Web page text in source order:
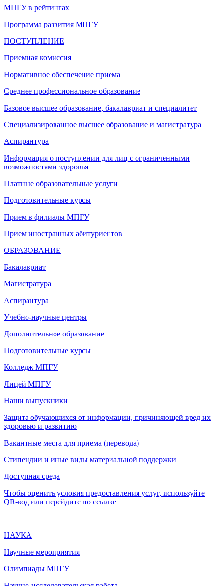
МПГУ в рейтингах
Программа развития МПГУ
ПОСТУПЛЕНИЕ
Приемная комиссия
Нормативное обеспечение приема
Среднее профессиональное образование
Базовое высшее образование, бакалавриат и специалитет
Специализированное высшее образование и магистратура
Аспирантура
Информация о поступлении для лиц с ограниченными
возможностями здоровья
Платные образовательные услуги
Подготовительные курсы
Прием в филиалы МПГУ
Прием иностранных абитуриентов
ОБРАЗОВАНИЕ
Бакалавриат
Магистратура
Аспирантура
Учебно-научные центры
Дополнительное образование
Подготовительные курсы
Колледж МПГУ
Лицей МПГУ
Наши выпускники
Защита обучающихся от информации, причиняющей вред их
здоровью и развитию
Вакантные места для приема (перевода)
Стипендии и иные виды материальной поддержки
Доступная среда
Чтобы оценить условия предоставления услуг, используйте
QR-код или перейдите по ссылке
НАУКА
Научные мероприятия
Олимпиады МПГУ